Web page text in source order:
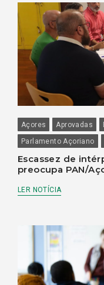
Açores Aprovadas
Parlamento Açoriano
Escassez de
preocupa PAN/
LER NOTÍCIA